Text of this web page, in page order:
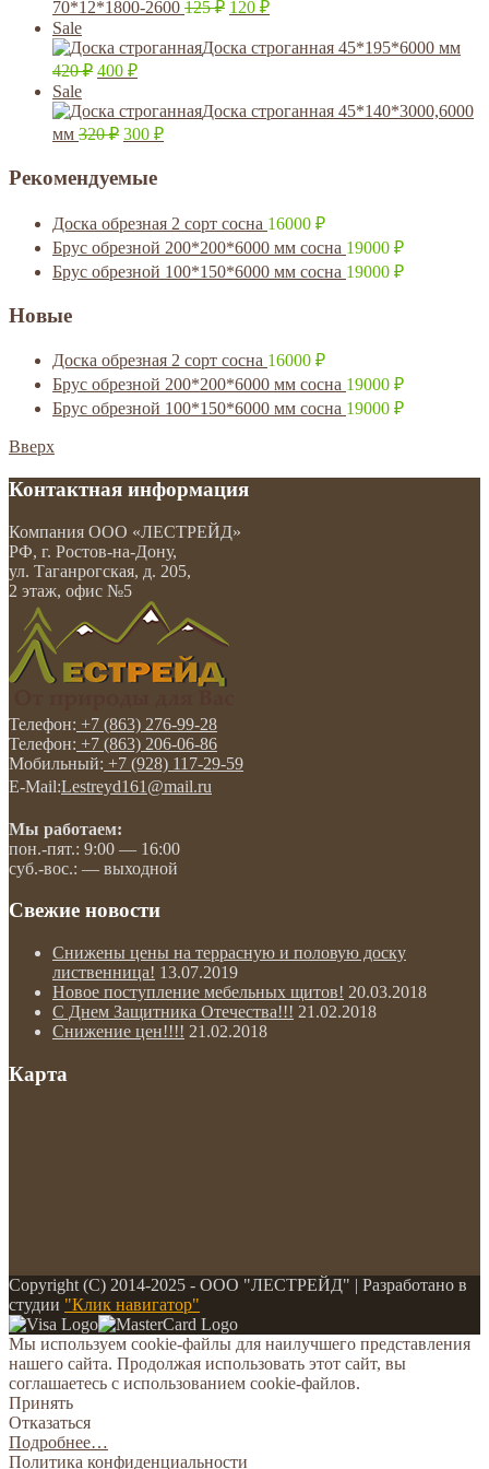
70*12*1800-2600 125₽ 120 ₽
Sale
Доска строганная 45*195*6000 мм
420₽ 400 ₽
Sale
Доска строганная 45*140*3000,6000
мм 320₽ 300 ₽
Рекомендуемые
Доска обрезная 2 сорт сосна 16000 ₽
Брус обрезной 200*200*6000 мм сосна 19000 ₽
Брус обрезной 100*150*6000 мм сосна 19000 ₽
Новые
Доска обрезная 2 сорт сосна 16000 ₽
Брус обрезной 200*200*6000 мм сосна 19000 ₽
Брус обрезной 100*150*6000 мм сосна 19000 ₽
Вверх
Контактная информация
Компания ООО «ЛЕСТРЕЙД»
РФ, г. Ростов-на-Дону,
ул. Таганрогская, д. 205,
2 этаж, офис №5
Телефон: +7 (863) 276-99-28
Телефон: +7 (863) 206-06-86
Мобильный: +7 (928) 117-29-59
E-Mail:Lestreyd161@mail.ru
Мы работаем:
пон.-пят.: 9:00 — 16:00
суб.-вос.: — выходной
Свежие новости
Снижены цены на террасную и половую доску
лиственница! 13.07.2019
Новое поступление мебельных щитов! 20.03.2018
С Днем Защитника Отечества!!! 21.02.2018
Снижение цен!!!! 21.02.2018
Карта
Copyright (С) 2014-2025 - ООО "ЛЕСТРЕЙД" | Разработано в
студии "Клик навигатор"
Мы используем cookie-файлы для наилучшего представления
нашего сайта. Продолжая использовать этот сайт, вы
соглашаетесь с использованием cookie-файлов.
Принять
Отказаться
Подробнее…
Политика конфиденциальности